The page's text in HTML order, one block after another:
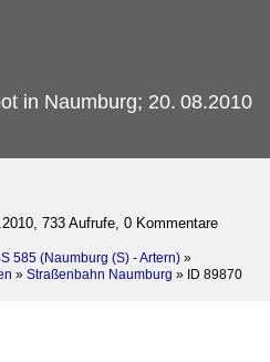
in Naumburg; 20. 08.2010
733 Aufrufe, 0 Kommentare
585 (Naumburg (S) - Artern) »
» Straßenbahn Naumburg » ID 89870